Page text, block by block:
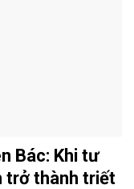
Bác: Khi tư
trở thành triết